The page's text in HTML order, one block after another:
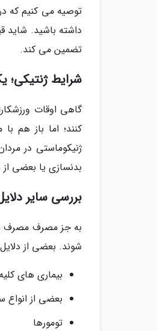
توصیه می کنیم که
داشته باشید. شاید
تضمین می کند.
شرایط ژنتیکی؛
گاهی اوقات
کنند؛ اما باز هم
ژنیکوماستی در
بدنسازی یا بعضی
بررسی سایر
به جز مصرف مصرف
شوند. بعضی از دلایل
بیماری های
بعضی از
تومورها